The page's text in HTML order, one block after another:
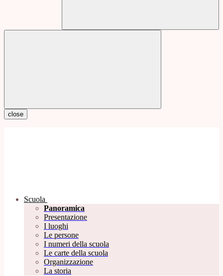
close
Scuola
Panoramica
Presentazione
I luoghi
Le persone
I numeri della scuola
Le carte della scuola
Organizzazione
La storia